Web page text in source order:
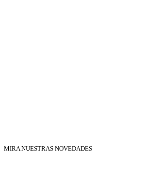
MIRA NUESTRAS NOVEDADES